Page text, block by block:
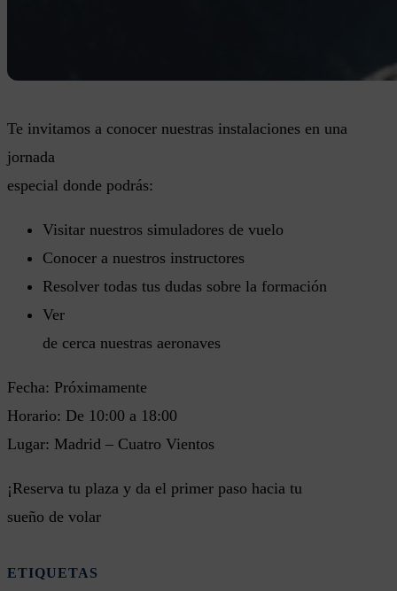
Te invitamos a conocer nuestras instalaciones en una
jornada
especial donde podrás:
Visitar nuestros simuladores de vuelo
Conocer a nuestros instructores
Resolver todas tus dudas sobre la formación
Ver
de cerca nuestras aeronaves
Fecha: Próximamente
Horario: De 10:00 a 18:00
Lugar: Madrid – Cuatro Vientos
¡Reserva tu plaza y da el primer paso hacia tu
sueño de volar
ETIQUETAS